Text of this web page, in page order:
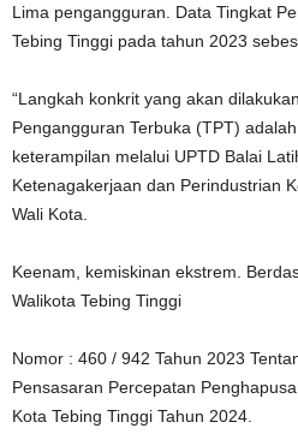
Lima pengangguran. Data Tingkat
Tebing Tinggi pada tahun 2023
“Langkah konkrit yang akan
Pengangguran Terbuka (TPT)
keterampilan melalui UPTD Balai
Ketenagakerjaan dan Perindustrian
Wali Kota.
Keenam, kemiskinan ekstrem.
Walikota Tebing Tinggi
Nomor : 460 / 942 Tahun 2023
Pensasaran Percepatan
Kota Tebing Tinggi Tahun 2024.